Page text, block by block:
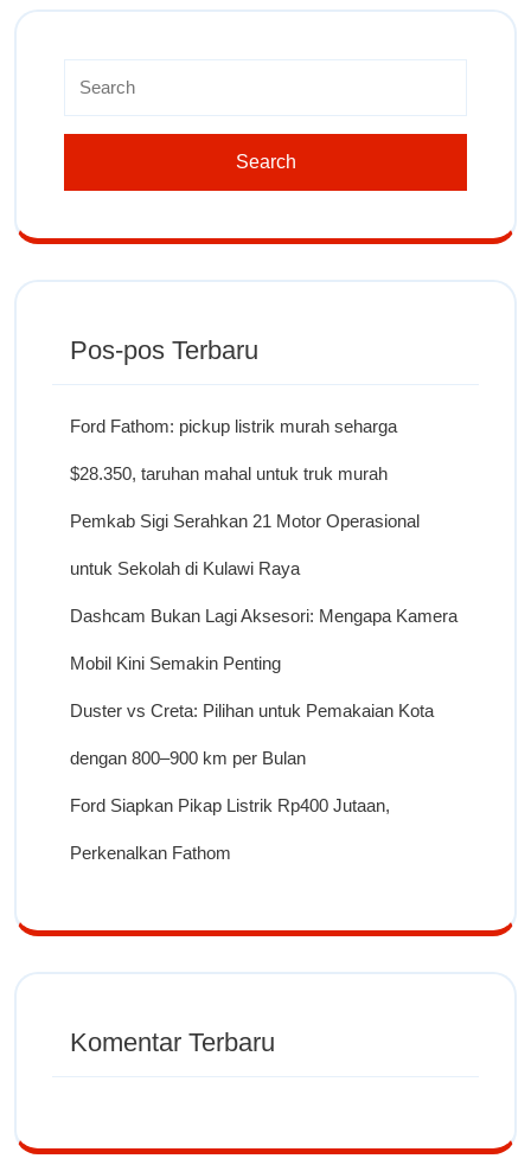
Pos-pos Terbaru
Ford Fathom: pickup listrik murah seharga
$28.350, taruhan mahal untuk truk murah
Pemkab Sigi Serahkan 21 Motor Operasional
untuk Sekolah di Kulawi Raya
Dashcam Bukan Lagi Aksesori: Mengapa Kamera
Mobil Kini Semakin Penting
Duster vs Creta: Pilihan untuk Pemakaian Kota
dengan 800–900 km per Bulan
Ford Siapkan Pikap Listrik Rp400 Jutaan,
Perkenalkan Fathom
Komentar Terbaru